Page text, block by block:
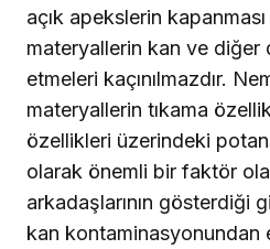
açık apekslerin
materyallerin kan ve diğer
etmeleri kaçınılmazdır.
materyallerin tıkama
özellikleri üzerindeki
olarak önemli bir faktör
arkadaşlarının gösterdiği
kan kontaminasyonundan